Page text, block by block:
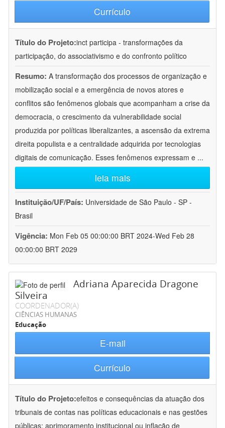
Currículo
Título do Projeto:inct participa - transformações da
participação, do associativismo e do confronto político
Resumo: A transformação dos processos de organização e
mobilização social e a emergência de novos atores e
conflitos são fenômenos globais que acompanham a crise da
democracia, o crescimento da vulnerabilidade social
produzida por políticas liberalizantes, a ascensão da extrema
direita populista e a centralidade adquirida por tecnologias
digitais de comunicação. Esses fenômenos expressam e ...
leia mais
Instituição/UF/País: Universidade de São Paulo - SP -
Brasil
Vigência: Mon Feb 05 00:00:00 BRT 2024-Wed Feb 28
00:00:00 BRT 2029
Adriana Aparecida Dragone
Silveira
COORDENADOR(A)
CIÊNCIAS HUMANAS
Educação
E-mail
Currículo
Título do Projeto:efeitos e consequências da atuação dos
tribunais de contas nas políticas educacionais e nas gestões
públicas: aprimoramento institucional ou inflação de